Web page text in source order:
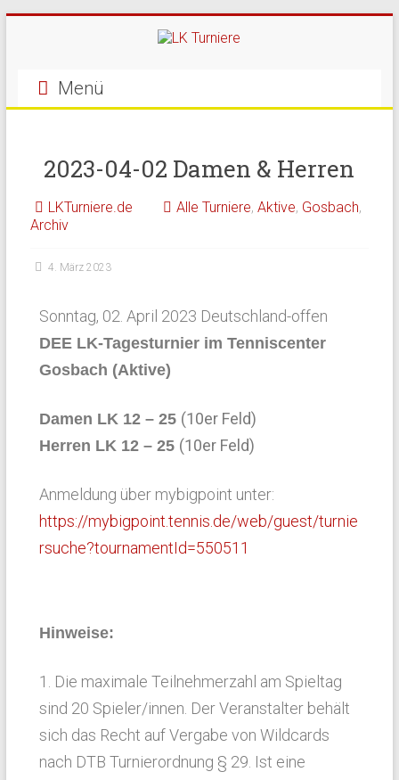
Menü
2023-04-02 Damen & Herren
LKTurniere.de Alle Turniere, Aktive, Gosbach,
Archiv
4. März 2023
Sonntag, 02. April 2023 Deutschland-offen
DEE LK-Tagesturnier im Tenniscenter
Gosbach (Aktive)
Damen LK 12 – 25 (10er Feld)
Herren LK 12 – 25 (10er Feld)
Anmeldung über mybigpoint unter:
https://mybigpoint.tennis.de/web/guest/turnie
rsuche?tournamentId=550511
Hinweise:
1. Die maximale Teilnehmerzahl am Spieltag
sind 20 Spieler/innen. Der Veranstalter behält
sich das Recht auf Vergabe von Wildcards
nach DTB Turnierordnung § 29. Ist eine